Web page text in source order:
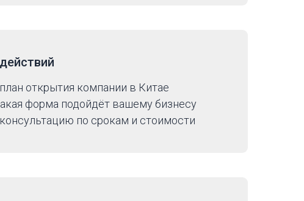
открытия компании в Китае
форма подойдёт вашему бизнесу
по срокам и стоимости